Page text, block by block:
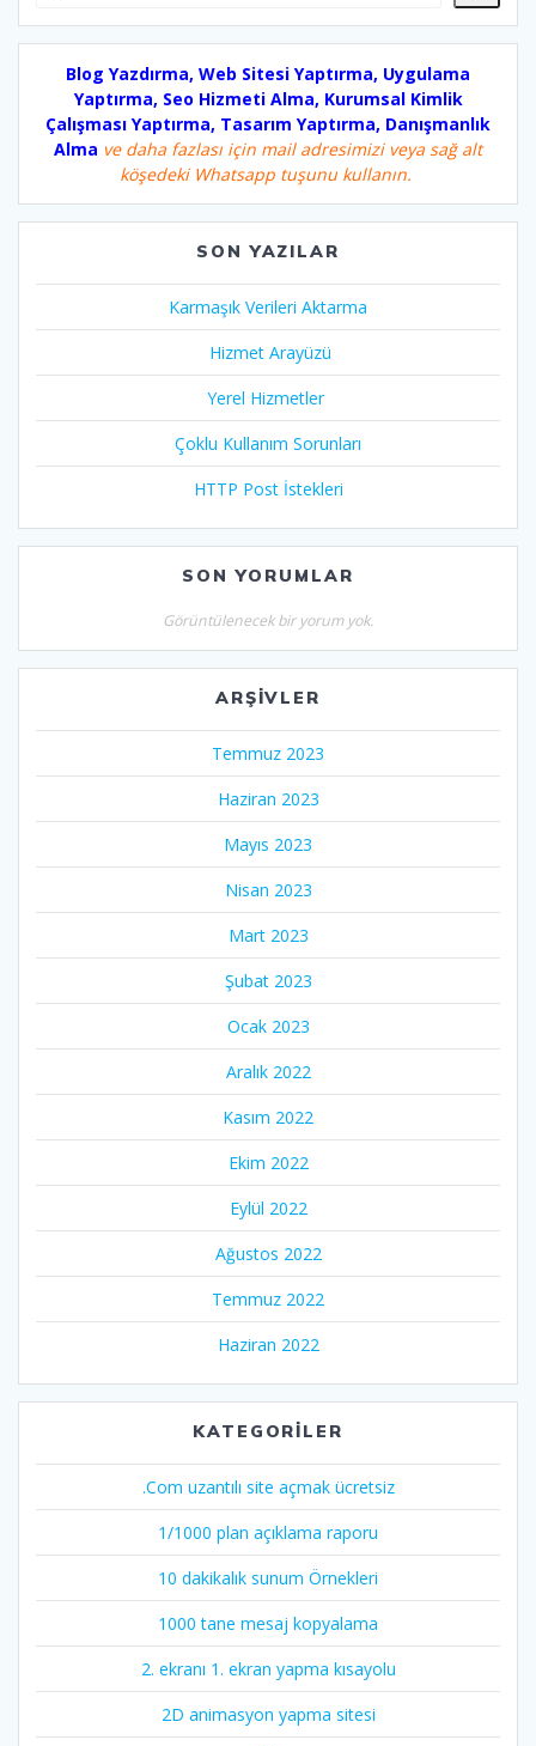
Blog Yazdırma, Web Sitesi Yaptırma, Uygulama
Yaptırma, Seo Hizmeti Alma, Kurumsal Kimlik
Çalışması Yaptırma, Tasarım Yaptırma, Danışmanlık
Alma ve daha fazlası için mail adresimizi veya sağ alt
köşedeki Whatsapp tuşunu kullanın.
SON YAZILAR
Karmaşık Verileri Aktarma
Hizmet Arayüzü
Yerel Hizmetler
Çoklu Kullanım Sorunları
HTTP Post İstekleri
SON YORUMLAR
Görüntülenecek bir yorum yok.
ARŞIVLER
Temmuz 2023
Haziran 2023
Mayıs 2023
Nisan 2023
Mart 2023
Şubat 2023
Ocak 2023
Aralık 2022
Kasım 2022
Ekim 2022
Eylül 2022
Ağustos 2022
Temmuz 2022
Haziran 2022
KATEGORILER
.Com uzantılı site açmak ücretsiz
1/1000 plan açıklama raporu
10 dakikalık sunum Örnekleri
1000 tane mesaj kopyalama
2. ekranı 1. ekran yapma kısayolu
2D animasyon yapma sitesi